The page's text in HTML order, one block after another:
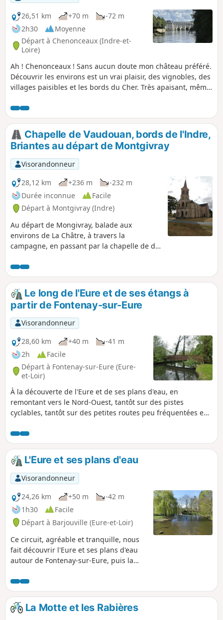
26,51 km
+70 m
-72 m
2h30
Moyenne
Départ à Chenonceaux (Indre-et-
Loire)
Ah ! Chenonceaux ! Sans aucun doute mon château préféré.
Découvrir les environs est un vrai plaisir, des vignobles, des
villages paisibles et les bords du Cher. Très apaisant, même
points de vue bien agréables à voir et revoir. VTC ou VTT à
privilégier. Pause déjeuner possible à Chenonceaux, Bléré
ou Saint-Georges-du-Cher.
Chapelle de Vaudouan, bords de l'Indre,
Briantes au départ de Montgivray
Visorandonneur
28,12 km
+236 m
-232 m
Durée inconnue
Facile
Départ à Montgivray (Indre)
Au départ de Mongivray, balade aux
environs de La Châtre, à travers la
campagne, en passant par la chapelle de de
l'Indre.
Le long de l'Eure et de ses étangs à
partir de Fontenay-sur-Eure
Visorandonneur
28,60 km
+40 m
-41 m
2h
Facile
Départ à Fontenay-sur-Eure (Eure-
et-Loir)
À la découverte de l'Eure et de ses plans d'eau, en
remontant vers le Nord-Ouest, tantôt sur des pistes
cyclables, tantôt sur des petites routes peu fréquentées en
Blanville, petits villages, lavoirs, mémorial Jean Moulin
jalonnent cet itinéraire.
L'Eure et ses plans d'eau
Visorandonneur
24,26 km
+50 m
-42 m
1h30
Facile
Départ à Barjouville (Eure-et-Loir)
Ce circuit, agréable et tranquille, nous
fait découvrir l'Eure et ses plans d'eau
autour de Fontenay-sur-Eure, puis la
la Cathédrale de Chartes dans le
lointain.
La Motte et les Rabières